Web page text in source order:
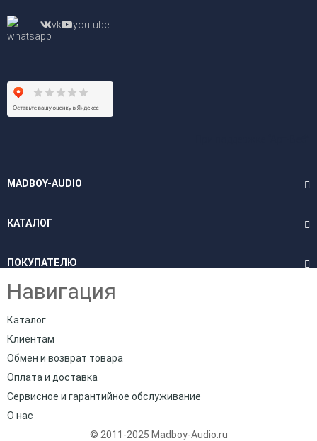
vk youtube
MADBOY-AUDIO
КАТАЛОГ
ПОКУПАТЕЛЮ
Навигация
Каталог
Клиентам
Обмен и возврат товара
Оплата и доставка
Сервисное и гарантийное обслуживание
О нас
© 2011-2025 Madboy-Audio.ru